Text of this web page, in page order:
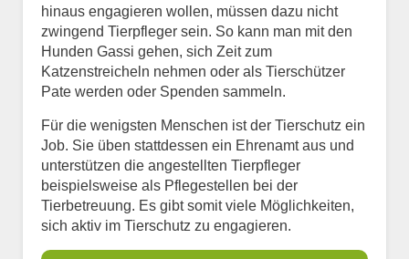
hinaus engagieren wollen, müssen dazu nicht
zwingend Tierpfleger sein. So kann man mit den
Hunden Gassi gehen, sich Zeit zum
Katzenstreicheln nehmen oder als Tierschützer
Pate werden oder Spenden sammeln.
Für die wenigsten Menschen ist der Tierschutz ein
Job. Sie üben stattdessen ein Ehrenamt aus und
unterstützen die angestellten Tierpfleger
beispielsweise als Pflegestellen bei der
Tierbetreuung. Es gibt somit viele Möglichkeiten,
sich aktiv im Tierschutz zu engagieren.